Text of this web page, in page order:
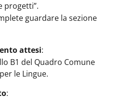
progetti”.
guardare la sezione
attesi:
B1 del Quadro Comune
le Lingue.
: